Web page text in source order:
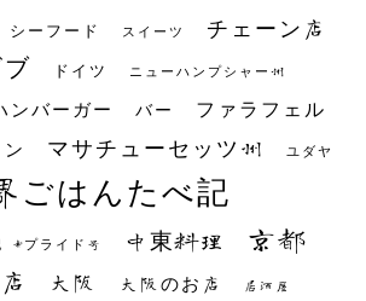
シーフード スイーツ チェーン店
ブ ドイツ ニューハンプシャー州
ンバーガー バー ファラフェル
マサチューセッツ州 ユダヤ
ごはんたべ記
#プライド号 中東料理 京都
大阪 大阪のお店 居酒屋